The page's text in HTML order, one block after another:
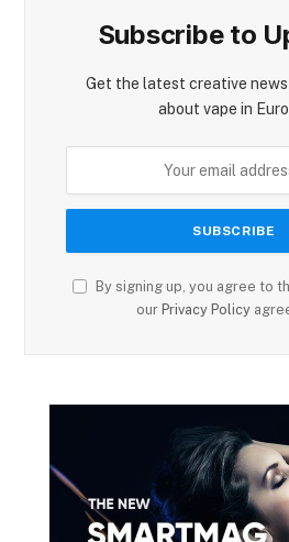
Subscribe to
Get the latest creative
about vape in
By signing up, you agree to
our Privacy Policy